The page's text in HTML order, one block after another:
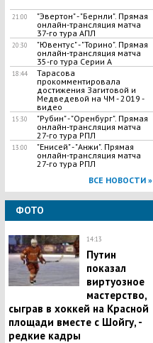
21:00
"Эвертон" - "Бернли". Прямая
онлайн-трансляция матча
37-го тура АПЛ
20:30
"Ювентус" - "Торино". Прямая
онлайн-трансляция матча
35-го тура Серии А
18:44
​Тарасова
прокомментировала
достижения Загитовой и
Медведевой на ЧМ - 2019 -
видео
15:30
"Рубин" - "Оренбург". Прямая
онлайн-трансляция матча
27-го тура РПЛ
13:00
"Енисей" - "Анжи". Прямая
онлайн-трансляция матча
27-го тура РПЛ
ВСЕ НОВОСТИ »
ФОТО
14:13
Путин
показал
виртуозное
мастерство,
сыграв в хоккей на Красной
площади вместе с Шойгу, -
редкие кадры